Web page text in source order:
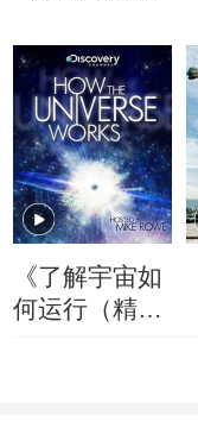
《了解宇宙如
何运行（精编